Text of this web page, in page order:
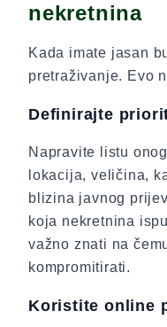
nekretnina
Kada imate jasan
pretraživanje. Evo
Definirajte
Napravite listu
lokacija, veličina,
blizina javnog
koja nekretnina
važno znati na
kompromitirati.
Koristite online